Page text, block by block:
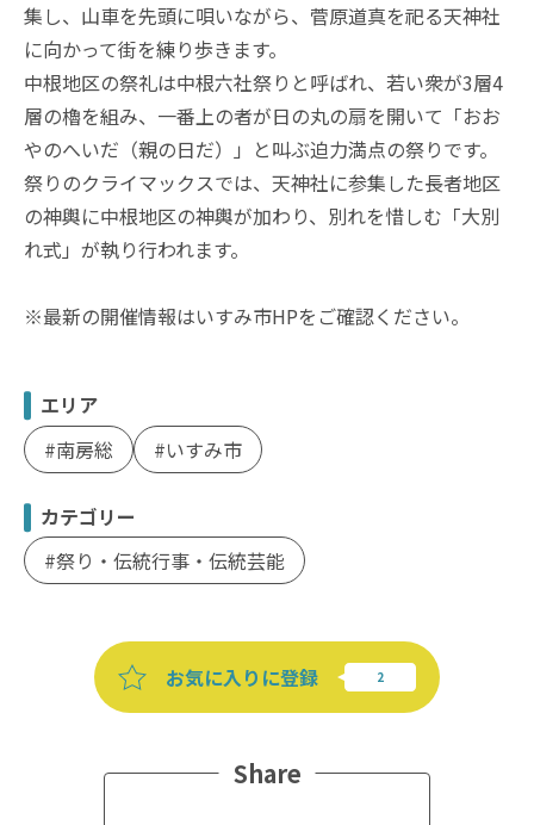
集し、山車を先頭に唄いながら、菅原道真を祀る天神社
に向かって街を練り歩きます。
中根地区の祭礼は中根六社祭りと呼ばれ、若い衆が3層4
層の櫓を組み、一番上の者が日の丸の扇を開いて「おお
やのへいだ（親の日だ）」と叫ぶ迫力満点の祭りです。
祭りのクライマックスでは、天神社に参集した長者地区
の神輿に中根地区の神輿が加わり、別れを惜しむ「大別
れ式」が執り行われます。
※最新の開催情報はいすみ市HPをご確認ください。
エリア
南房総
いすみ市
カテゴリー
祭り・伝統行事・伝統芸能
お気に入りに登録
Share